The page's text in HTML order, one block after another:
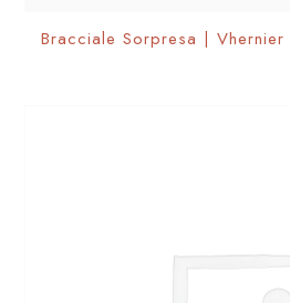
Bracciale Sorpresa | Vhernier